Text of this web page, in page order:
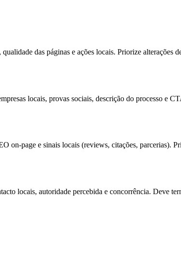
das páginas e ações locais. Priorize alterações
locais, provas sociais, descrição do processo e
on-page e sinais locais (reviews, citações, parcerias).
locais, autoridade percebida e concorrência. Deve